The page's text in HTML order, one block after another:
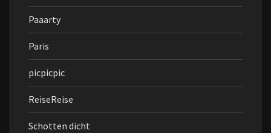
Paaarty
Paris
picpicpic
ReiseReise
Schotten dicht